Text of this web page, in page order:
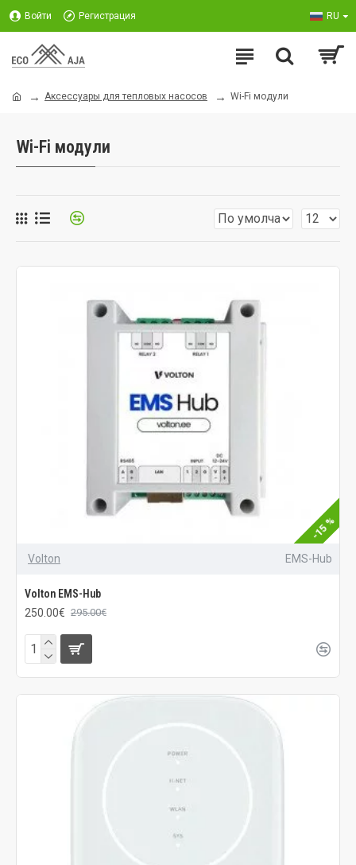
Войти Регистрация RU
Аксессуары для тепловых насосов Wi-Fi модули
Wi-Fi модули
-15 %
Volton EMS-Hub
Volton EMS-Hub
250.00€ 295.00€